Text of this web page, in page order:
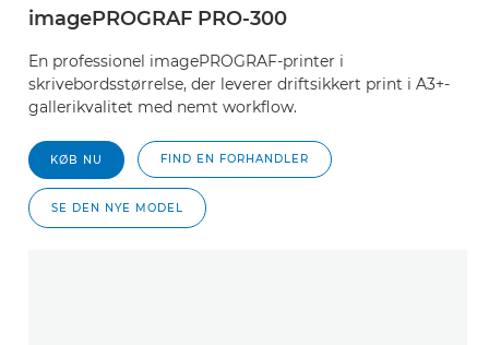
imagePROGRAF PRO-300
En professionel imagePROGRAF-printer i
skrivebordsstørrelse, der leverer driftsikkert print i A3+-
gallerikvalitet med nemt workflow.
KØB NU FIND EN FORHANDLER
SE DEN NYE MODEL